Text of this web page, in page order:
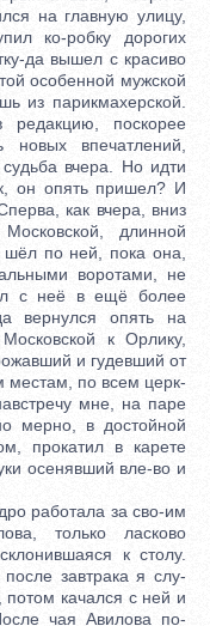
на главную улицу,
ко-робку дорогих
да вышел с красиво
особенной мужской
из парикмахерской.
поскорее
новых впечатлений,
вчера. Но идти
он опять пришел? И
как вчера, вниз
длинной
шёл по ней, пока она,
воротами, не
с неё в ещё более
вернулся опять на
к Орлику,
и гудевший от
местам, по всем церк-
мне, на паре
мерно, в достойной
прокатил в карете
осенявший вле-во и
работала за сво-им
только ласково
к столу.
завтрака я слу-
качался с ней и
чая Авилова по-